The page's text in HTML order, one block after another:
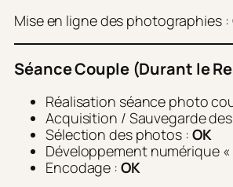
Mise en ligne des photographies :
Séance Couple (Durant le
Réalisation séance photo
Acquisition / Sauvegarde
Sélection des photos : OK
Développement numérique
Encodage : OK